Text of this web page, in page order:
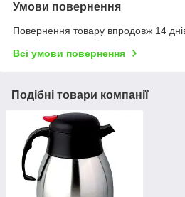
Умови повернення
Повернення товару впродовж 14
Всі умови повернення
Подібні товари компанії